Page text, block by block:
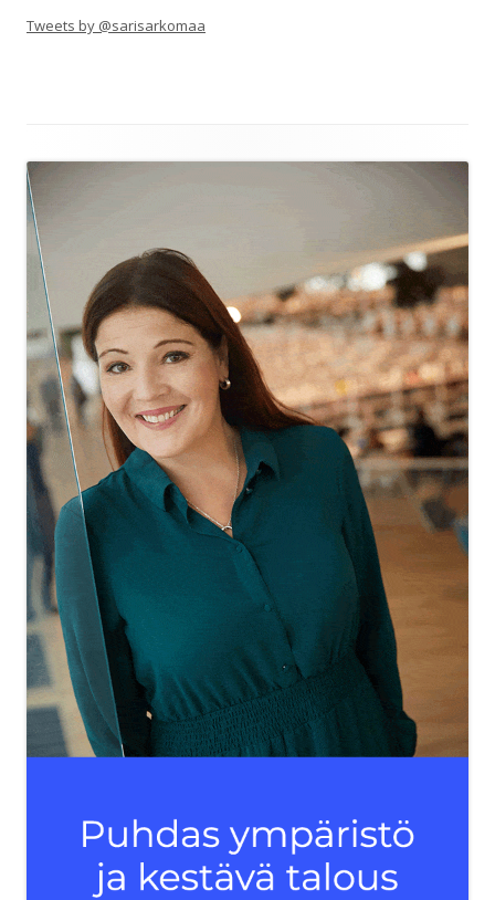
Tweets by @sarisarkomaa
sisältö